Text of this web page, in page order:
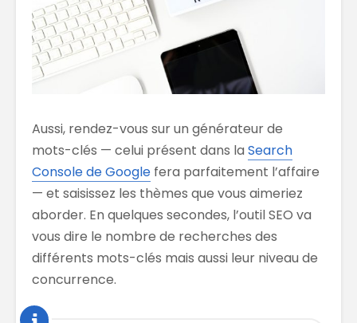
Aussi, rendez-vous sur un générateur de
mots-clés — celui présent dans la Search
Console de Google fera parfaitement l’affaire
— et saisissez les thèmes que vous aimeriez
aborder. En quelques secondes, l’outil SEO va
vous dire le nombre de recherches des
différents mots-clés mais aussi leur niveau de
concurrence.